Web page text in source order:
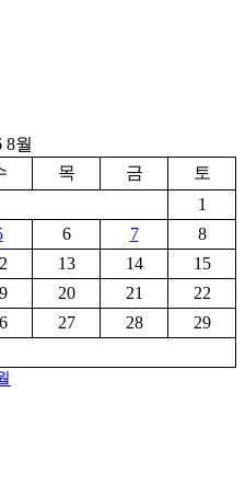
8월
목 금
토
1
6 7
8
13 14
15
20 21
22
27 28
29